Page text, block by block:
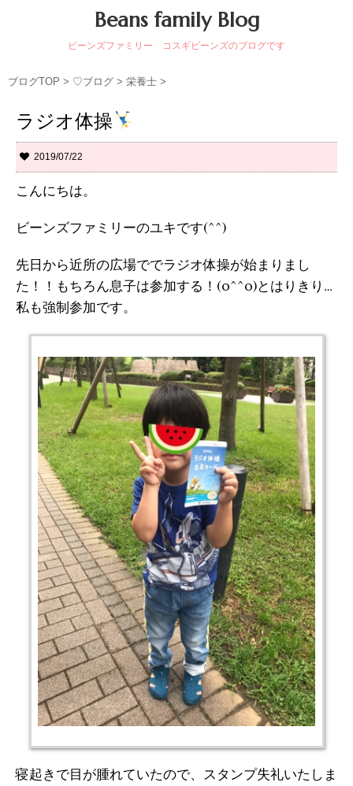
Beans family Blog
ビーンズファミリー コスギビーンズのブログです
ブログTOP > ♡ブログ > 栄養士 >
ラジオ体操
2019/07/22
こんにちは。
ビーンズファミリーのユキです(^^)
先日から近所の広場ででラジオ体操が始まりまし
た！！もちろん息子は参加する！(o^^o)とはりきり…
私も強制参加です。
寝起きで目が腫れていたので、スタンプ失礼いたしま